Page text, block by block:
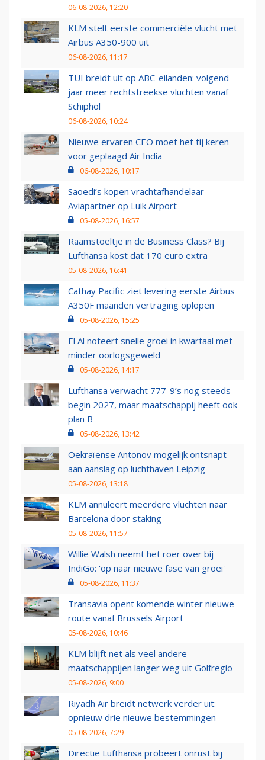
06-08-2026, 12:20
KLM stelt eerste commerciële vlucht met
Airbus A350-900 uit
06-08-2026, 11:17
TUI breidt uit op ABC-eilanden: volgend
jaar meer rechtstreekse vluchten vanaf
Schiphol
06-08-2026, 10:24
Nieuwe ervaren CEO moet het tij keren
voor geplaagd Air India
06-08-2026, 10:17
Saoedi’s kopen vrachtafhandelaar
Aviapartner op Luik Airport
05-08-2026, 16:57
Raamstoeltje in de Business Class? Bij
Lufthansa kost dat 170 euro extra
05-08-2026, 16:41
Cathay Pacific ziet levering eerste Airbus
A350F maanden vertraging oplopen
05-08-2026, 15:25
El Al noteert snelle groei in kwartaal met
minder oorlogsgeweld
05-08-2026, 14:17
Lufthansa verwacht 777-9’s nog steeds
begin 2027, maar maatschappij heeft ook
plan B
05-08-2026, 13:42
Oekraïense Antonov mogelijk ontsnapt
aan aanslag op luchthaven Leipzig
05-08-2026, 13:18
KLM annuleert meerdere vluchten naar
Barcelona door staking
05-08-2026, 11:57
Willie Walsh neemt het roer over bij
IndiGo: 'op naar nieuwe fase van groei'
05-08-2026, 11:37
Transavia opent komende winter nieuwe
route vanaf Brussels Airport
05-08-2026, 10:46
KLM blijft net als veel andere
maatschappijen langer weg uit Golfregio
05-08-2026, 9:00
Riyadh Air breidt netwerk verder uit:
opnieuw drie nieuwe bestemmingen
05-08-2026, 7:29
Directie Lufthansa probeert onrust bij